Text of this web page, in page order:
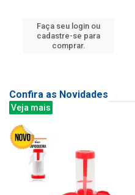
Faça seu login ou
cadastre-se para
comprar.
Confira as Novidades
Veja mais